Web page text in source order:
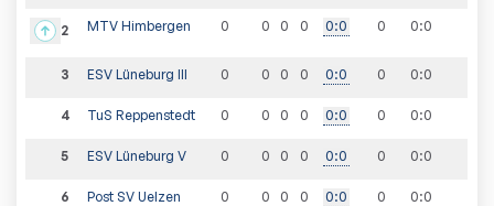
2 MTV Himbergen 0 0 0 0 0:0 0 0:0
3 ESV Lüneburg III 0 0 0 0 0:0 0 0:0
4 TuS Reppenstedt 0 0 0 0 0:0 0 0:0
5 ESV Lüneburg V 0 0 0 0 0:0 0 0:0
6 Post SV Uelzen 0 0 0 0 0:0 0 0:0